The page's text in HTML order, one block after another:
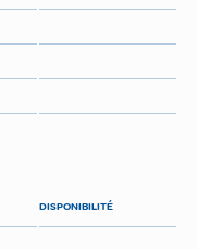
DISPONIBILITÉ